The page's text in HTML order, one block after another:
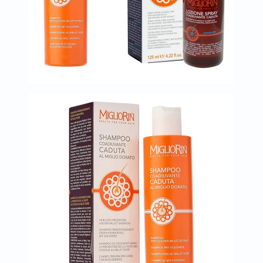
الفيتامينات
مالتي
فيتامين
ب
فيتامين
ج
فيتامين
د
فيتامين
هـ
المعادن
المغنيسيوم
الحديد